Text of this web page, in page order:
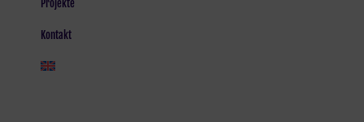
Projekte
Kontakt